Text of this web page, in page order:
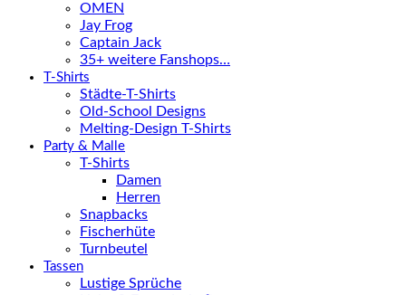
OMEN
Jay Frog
Captain Jack
35+ weitere Fanshops…
T-Shirts
Städte-T-Shirts
Old-School Designs
Melting-Design T-Shirts
Party & Malle
T-Shirts
Damen
Herren
Snapbacks
Fischerhüte
Turnbeutel
Tassen
Lustige Sprüche